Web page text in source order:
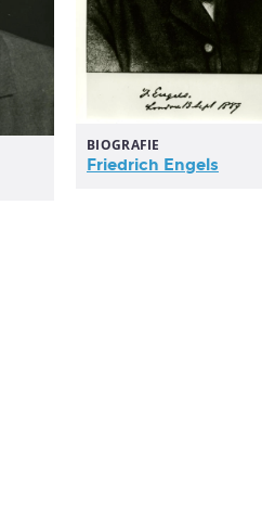
BIOGRAFIE
Friedrich Engels